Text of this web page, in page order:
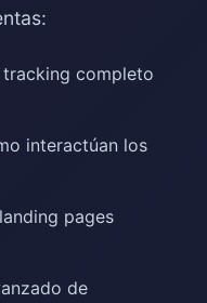
tracking completo
interactúan los
pages
de